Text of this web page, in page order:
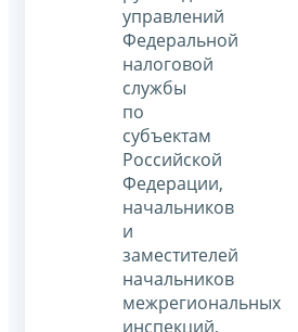
управлений
Федеральной
налоговой
службы
по
субъектам
Российской
Федерации,
начальников
и
заместителей
начальников
межрегиональных
инспекций,